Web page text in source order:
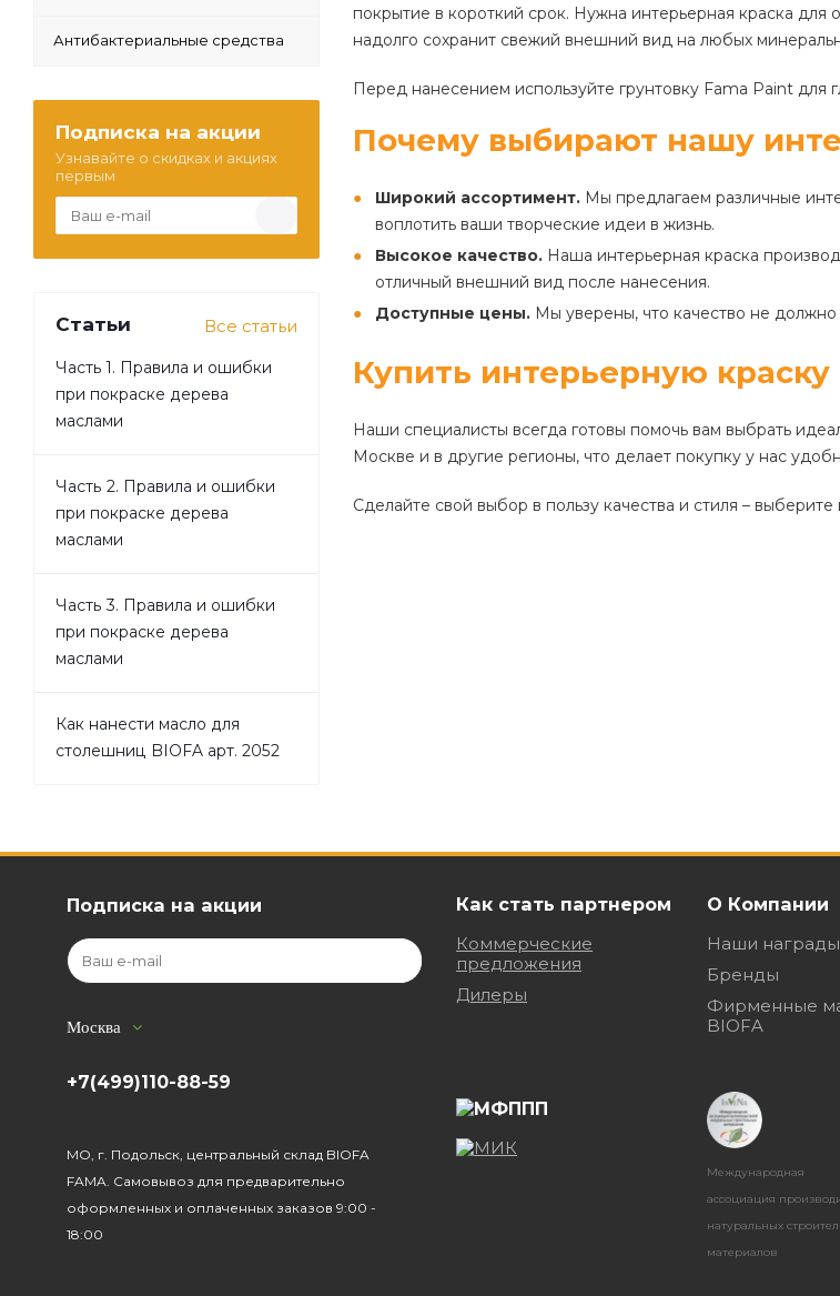
покрытие в короткий срок. Нужна интерьерная краска для
надолго сохранит свежий внешний вид на любых
Перед нанесением используйте грунтовку Fama Paint для
Почему выбирают нашу
Широкий ассортимент. Мы предлагаем различные
воплотить ваши творческие идеи в жизнь.
Высокое качество. Наша интерьерная краска
отличный внешний вид после нанесения.
Доступные цены. Мы уверены, что качество не
Купить интерьерную
Наши специалисты всегда готовы помочь вам выбрать
Москве и в другие регионы, что делает покупку у нас
Сделайте свой выбор в пользу качества и стиля –
Антибактериальные средства
Подписка на акции
Узнавайте о скидках и акциях
первым
Статьи Все статьи
Часть 1. Правила и ошибки
при покраске дерева
маслами
Часть 2. Правила и ошибки
при покраске дерева
маслами
Часть 3. Правила и ошибки
при покраске дерева
маслами
Как нанести масло для
столешниц BIOFA арт. 2052
Подписка на акции
Москва
+7(499)110-88-59
МО, г. Подольск, центральный склад BIOFA
FAMA. Самовывоз для предварительно
оформленных и оплаченных заказов 9:00 -
18:00
Как стать партнером
Коммерческие
предложения
Дилеры
О Компании
Наши награды
Бренды
Фирменные
BIOFA
Международная
ассоциация
натуральных
материалов